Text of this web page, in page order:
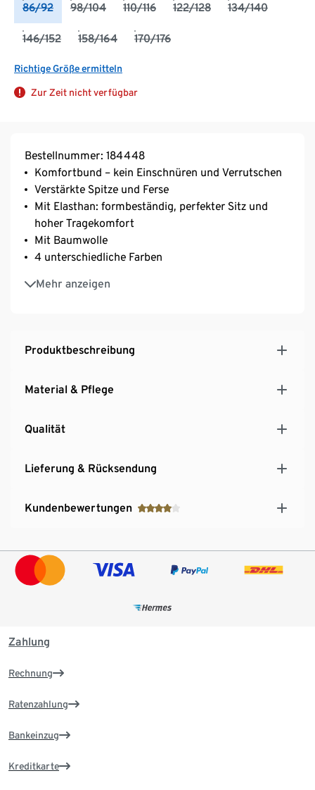
86/92 98/104 110/116 122/128 134/140
146/152 158/164 170/176
Richtige Größe ermitteln
Zur Zeit nicht verfügbar
Bestellnummer: 184448
Komfortbund – kein Einschnüren und Verrutschen
Verstärkte Spitze und Ferse
Mit Elasthan: formbeständig, perfekter Sitz und
hoher Tragekomfort
Mit Baumwolle
4 unterschiedliche Farben
Mehr anzeigen
4 unterschiedliche Farben
Produktbeschreibung
Material & Pflege
Qualität
Lieferung & Rücksendung
Kundenbewertungen
Zahlung
Rechnung
Ratenzahlung
Bankeinzug
Kreditkarte